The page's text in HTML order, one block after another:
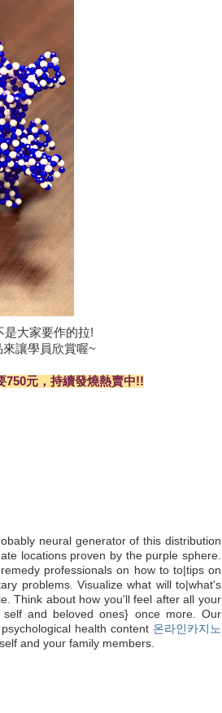
是大家要作的拉!
讓學員欣賞喔~
750元，持續發燒熱賣中!!
neural generator of this distribution
locations proven by the purple sphere.
professionals on how to to|tips on
problems. Visualize what will to|what's
Think about how you'll feel after all your
and beloved ones} once more. Our
health content 온라인카지노
and your family members.